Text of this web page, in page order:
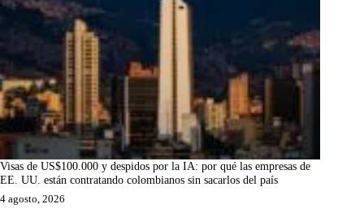
Visas de US$100.000 y despidos por la IA: por qué las empresas de
EE. UU. están contratando colombianos sin sacarlos del país
4 agosto, 2026